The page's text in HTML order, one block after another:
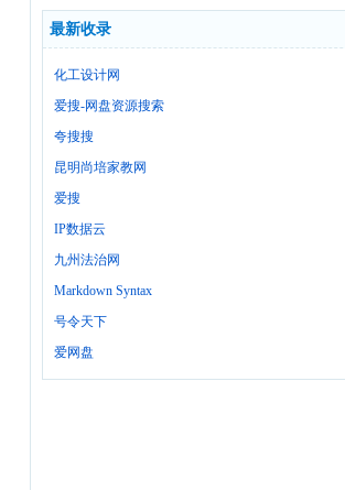
最新收录
化工设计网
爱搜-网盘资源搜索
夸搜搜
昆明尚培家教网
爱搜
IP数据云
九州法治网
Markdown Syntax
号令天下
爱网盘